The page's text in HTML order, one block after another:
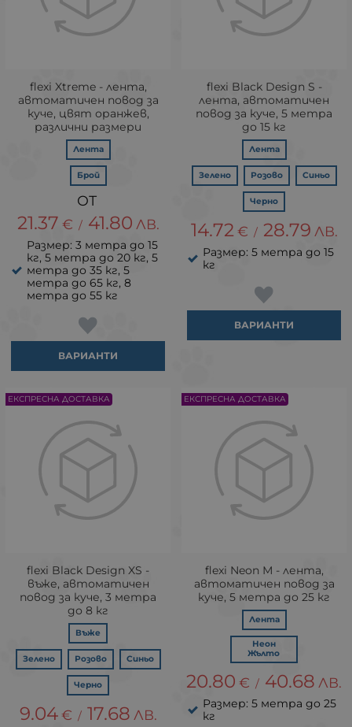
flexi Xtreme - лента,
автоматичен повод за
куче, цвят оранжев,
различни размери
Лента
Брой
21.37 € / 41.80 ЛВ.
Размер: 3 метра до 15
кг, 5 метра до 20 кг, 5
метра до 35 кг, 5
метра до 65 кг, 8
метра до 55 кг
ВАРИАНТИ
flexi Black Design S -
лента, автоматичен
повод за куче, 5 метра
до 15 кг
Лента
Зелено Розово Синьо
Черно
14.72 € / 28.79 ЛВ.
Размер: 5 метра до 15
кг
ВАРИАНТИ
flexi Black Design XS -
въже, автоматичен
повод за куче, 3 метра
до 8 кг
Въже
Зелено Розово Синьо
Черно
9.04 € / 17.68 ЛВ.
ЕКСПРЕСНА ДОСТАВКА
flexi Neon М - лента,
автоматичен повод за
куче, 5 метра до 25 кг
Лента
Неон
Жълто
20.80 € / 40.68 ЛВ.
Размер: 5 метра до 25
кг
ЕКСПРЕСНА ДОСТАВКА